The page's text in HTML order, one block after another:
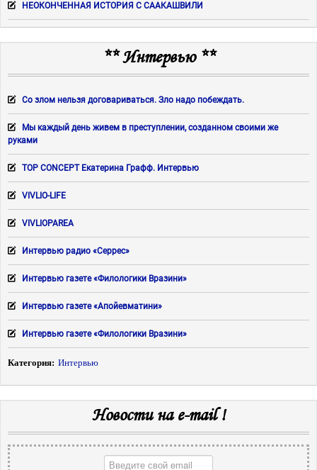
НЕОКОНЧЕННАЯ ИСТОРИЯ С СААКАШВИЛИ
** Интервью **
Со злом нельзя договариваться. Зло надо побеждать.
Мы каждый день живем в преступлении, созданном своими же
руками
TOP CONCEPT Екатерина Графф. Интервью
VIVLIO-LIFE
VIVLIOPAREA
Интервью радио «Серрес»
Интервью газете «Филологики Вразини»
Интервью газете «Апойевматини»
Интервью газете «Филологики Вразини»
Категория: Интервью
Новости на e-mail !